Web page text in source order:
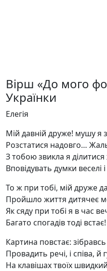
Вірш «До мого
Українки
Елегія
Мій давній друже! мушу я
Розстатися надовго…
З тобою звикла я
Вповідувать думки веселі
То ж при тобі, мій друже
Пройшло життя дитячеє
Як сяду при тобі я в час
Багато спогадів тоді встає!
Картина повстає:
Провадить речі, і співа, й
На клавішах твоїх